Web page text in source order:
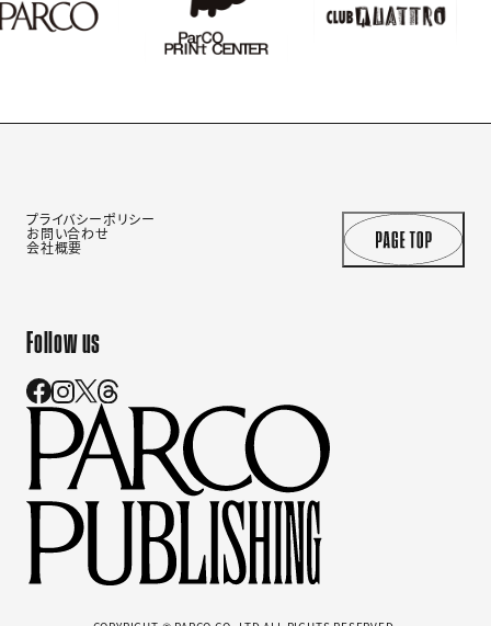
プライバシーポリシー
お問い合わせ
会社概要
Follow us